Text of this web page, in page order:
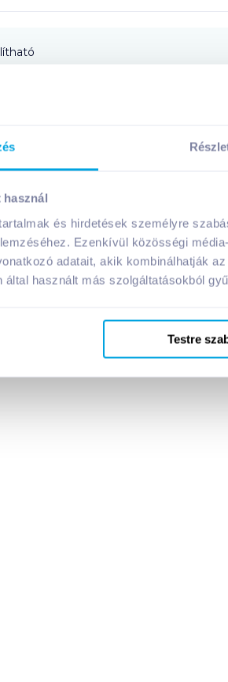
használ
és hirdetések személyre
Ezenkívül közösségi
adatait, akik kombinálhatják
használt más szolgáltatásokból
Testre